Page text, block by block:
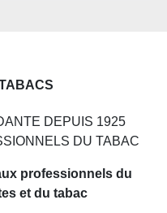
DEPUIS 1925
DU TABAC
professionnels du
et du tabac